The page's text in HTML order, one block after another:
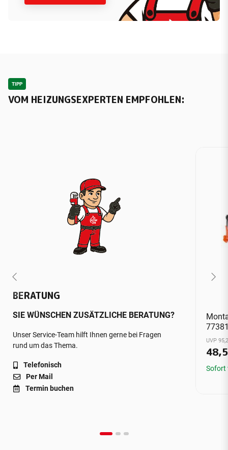
TIPP
VOM HEIZUNGSEXPERTEN EMPFOHLEN:
BERATUNG
SIE WÜNSCHEN ZUSÄTZLICHE BERATUNG?
Unser Service-Team hilft Ihnen gerne bei Fragen
rund um das Thema.
Telefonisch
Per Mail
Termin buchen
UVP
Sofort